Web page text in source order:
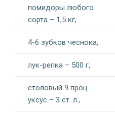
помидоры любого
сорта – 1,5 кг,
4-6 зубков чеснока,
лук-репка – 500 г,
столовый 9 проц.
уксус – 3 ст. л.,